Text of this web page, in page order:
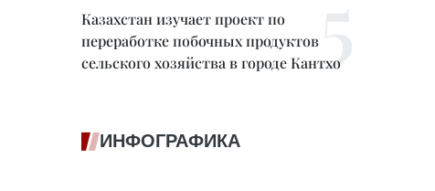
Казахстан изучает проект по
переработке побочных продуктов
сельского хозяйства в городе Кантхо
ИНФОГРАФИКА